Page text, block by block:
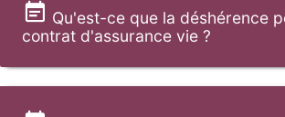
Qu'est-ce que la déshérence
contrat d'assurance vie ?